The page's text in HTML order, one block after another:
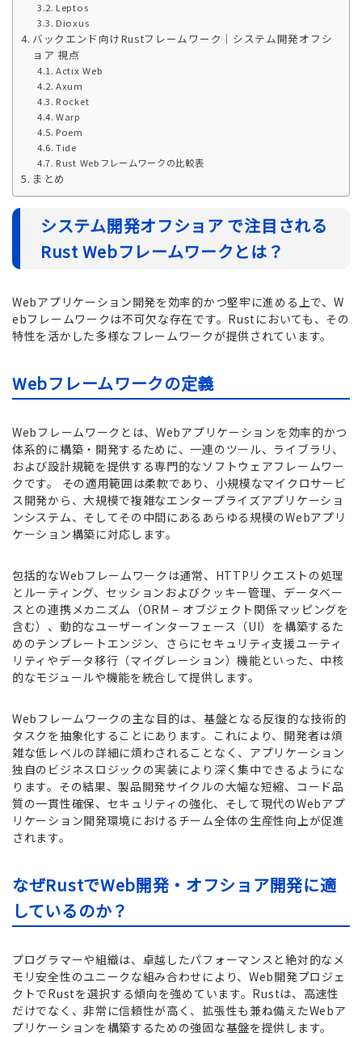
Leptos
Dioxus
バックエンド向けRustフレームワーク｜システム開発オフシ
ョア 視点
Actix Web
Axum
Rocket
Warp
Poem
Tide
Rust Webフレームワークの比較表
まとめ
システム開発オフショア で注目される
Rust Webフレームワークとは？
Webアプリケーション開発を効率的かつ堅牢に進める上で、W
ebフレームワークは不可欠な存在です。Rustにおいても、その
特性を活かした多様なフレームワークが提供されています。
Webフレームワークの定義
Webフレームワークとは、Webアプリケーションを効率的かつ
体系的に構築・開発するために、一連のツール、ライブラリ、
および設計規範を提供する専門的なソフトウェアフレームワー
クです。 その適用範囲は柔軟であり、小規模なマイクロサービ
ス開発から、大規模で複雑なエンタープライズアプリケーショ
ンシステム、そしてその中間にあるあらゆる規模のWebアプリ
ケーション構築に対応します。
包括的なWebフレームワークは通常、HTTPリクエストの処理
とルーティング、セッションおよびクッキー管理、データベー
スとの連携メカニズム（ORM – オブジェクト関係マッピングを
含む）、動的なユーザーインターフェース（UI）を構築するた
めのテンプレートエンジン、さらにセキュリティ支援ユーティ
リティやデータ移行（マイグレーション）機能といった、中核
的なモジュールや機能を統合して提供します。
Webフレームワークの主な目的は、基盤となる反復的な技術的
タスクを抽象化することにあります。これにより、開発者は煩
雑な低レベルの詳細に煩わされることなく、アプリケーション
独自のビジネスロジックの実装により深く集中できるようにな
ります。その結果、製品開発サイクルの大幅な短縮、コード品
質の一貫性確保、セキュリティの強化、そして現代のWebアプ
リケーション開発環境におけるチーム全体の生産性向上が促進
されます。
なぜRustでWeb開発・オフショア開発に適
しているのか？
プログラマーや組織は、卓越したパフォーマンスと絶対的なメ
モリ安全性のユニークな組み合わせにより、Web開発プロジェ
クトでRustを選択する傾向を強めています。Rustは、高速性
だけでなく、非常に信頼性が高く、拡張性も兼ね備えたWebア
プリケーションを構築するための強固な基盤を提供します。